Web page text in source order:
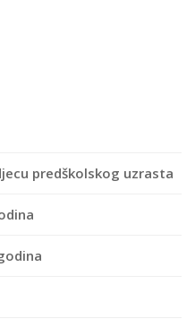
predškolskog uzrasta